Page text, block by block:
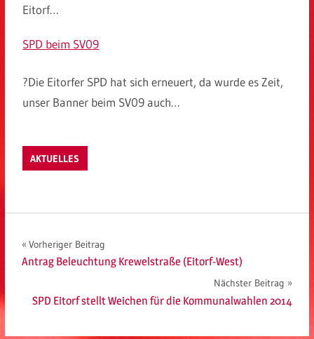
Eitorf…
SPD beim SV09
?Die Eitorfer SPD hat sich erneuert, da wurde es Zeit,
unser Banner beim SV09 auch…
AKTUELLES
Beitragsnavigation
Vorheriger Beitrag
Antrag Beleuchtung Krewelstraße (Eitorf-West)
Nächster Beitrag
SPD Eitorf stellt Weichen für die Kommunalwahlen 2014